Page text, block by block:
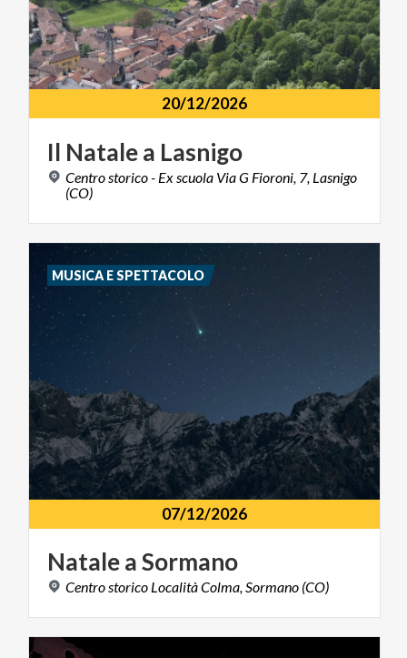
20/12/2026
Il Natalea Lasnigo
Centro storico - Ex scuola Via G Fioroni, 7, Lasnigo
(CO)
07/12/2026
NataleaSormano
Centrostorico LocalitàColma,Sormano (CO)
MUSICA E SPETTACOLO